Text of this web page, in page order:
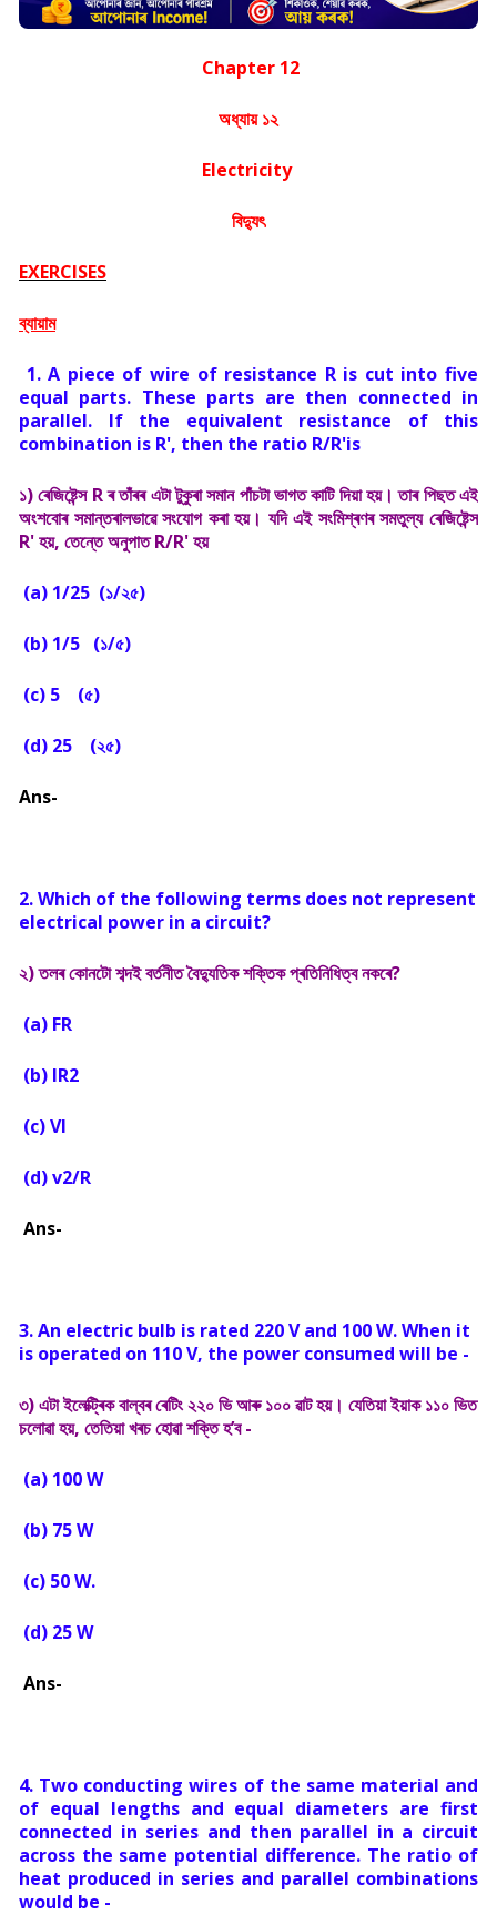
Chapter 12
অধ্যায় ১২
Electricity
বিদ্যুৎ
EXERCISES
ব্যায়াম
1. A piece of wire of resistance R is cut into five
equal parts. These parts are then connected in
parallel. If the equivalent resistance of this
combination is R', then the ratio R/R'is
১) ৰেজিষ্টেন্স R ৰ তাঁৰৰ এটা টুকুৰা সমান পাঁচটা ভাগত কাটি দিয়া হয়। তাৰ পিছত এই
অংশবোৰ সমান্তৰালভাৱে সংযোগ কৰা হয়। যদি এই সংমিশ্ৰণৰ সমতুল্য ৰেজিষ্টেন্স
R' হয়, তেন্তে অনুপাত R/R' হয়
(a) 1/25 (১/২৫)
(b) 1/5 (১/৫)
(c) 5 (৫)
(d) 25 (২৫)
Ans-
2. Which of the following terms does not represent
electrical power in a circuit?
২) তলৰ কোনটো শব্দই বৰ্তনীত বৈদ্যুতিক শক্তিক প্ৰতিনিধিত্ব নকৰে?
(a) FR
(b) IR2
(c) VI
(d) v2/R
Ans-
3. An electric bulb is rated 220 V and 100 W. When it
is operated on 110 V, the power consumed will be -
৩) এটা ইলেক্ট্ৰিক বাল্বৰ ৰেটিং ২২০ ভি আৰু ১০০ ৱাট হয়। যেতিয়া ইয়াক ১১০ ভিত
চলোৱা হয়, তেতিয়া খৰচ হোৱা শক্তি হ’ব -
(a) 100 W
(b) 75 W
(c) 50 W.
(d) 25 W
Ans-
4. Two conducting wires of the same material and
of equal lengths and equal diameters are first
connected in series and then parallel in a circuit
across the same potential difference. The ratio of
heat produced in series and parallel combinations
would be -